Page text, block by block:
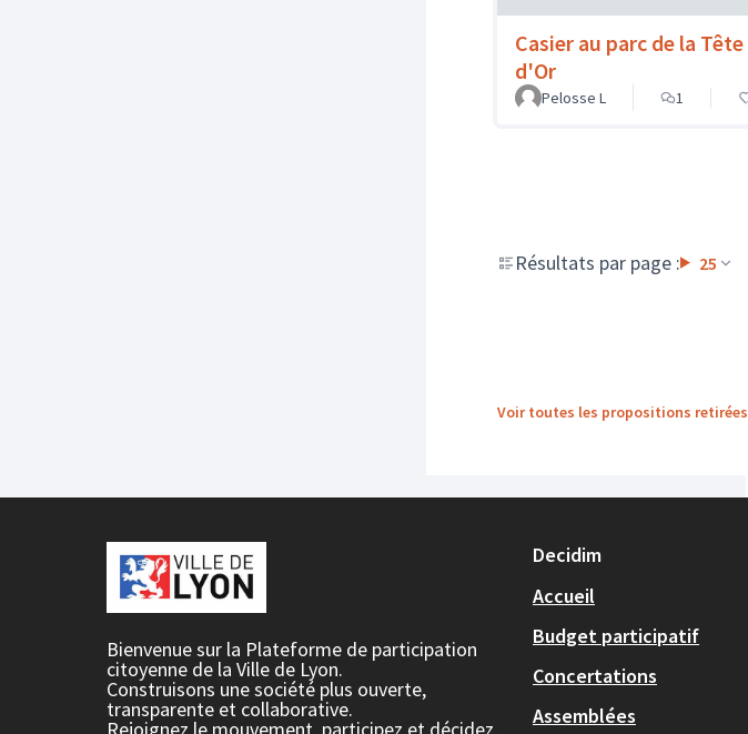
Casier au parc de la Tête
d'Or
Pelosse L
1
Résultats par page : 25
Voir toutes les propositions retirées
Bienvenue sur la Plateforme de participation
citoyenne de la Ville de Lyon.
Construisons une société plus ouverte,
transparente et collaborative.
Decidim
Accueil
Budget participatif
Concertations
Assemblées